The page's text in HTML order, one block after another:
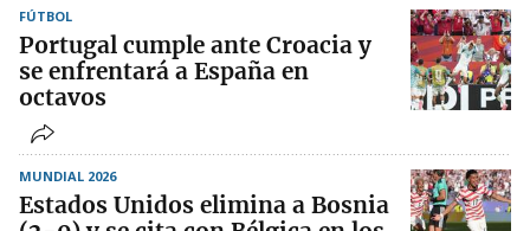
FÚTBOL
Portugal cumple ante Croacia y
se enfrentará a España en
octavos
MUNDIAL 2026
Estados Unidos elimina a Bosnia